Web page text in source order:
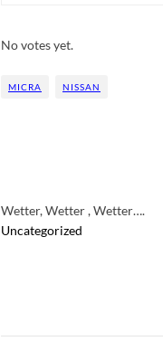
No votes yet.
MICRA NISSAN
Wetter, Wetter , Wetter….
Uncategorized